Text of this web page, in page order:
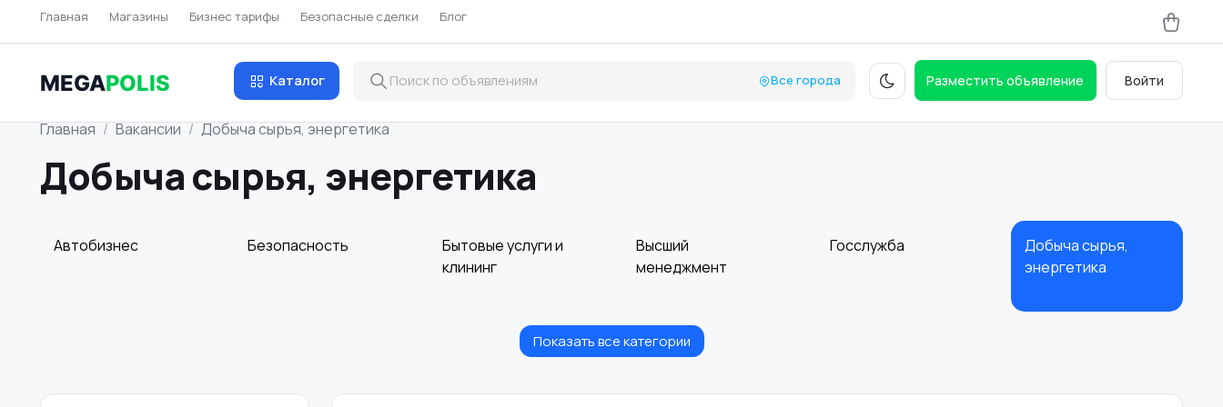
Главная Магазины Бизнес тарифы Безопасные сделки Блог
MEGAPOLIS Каталог Все города Разместить объявление Войти
Главная Вакансии Добыча сырья, энергетика
Добыча сырья, энергетика
Автобизнес Безопасность
Бытовые услуги и
клининг
Высший
менеджмент
Госслужба
Добыча сырья,
энергетика
Информационные
Искусство и
Показать все категории